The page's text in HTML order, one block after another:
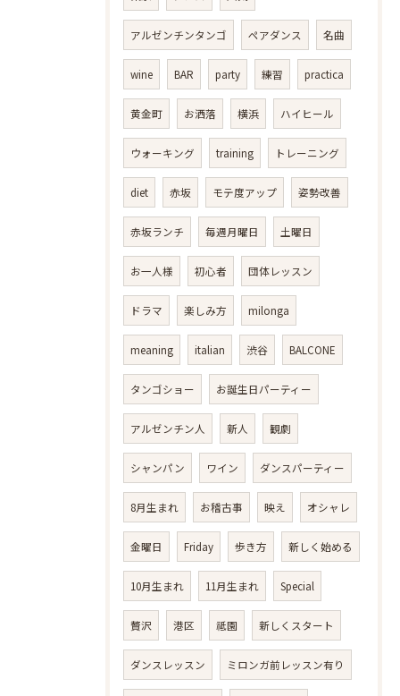
アルゼンチンタンゴ ペアダンス 名曲
wine BAR party 練習 practica
黄金町 お洒落 横浜 ハイヒール
ウォーキング training トレーニング
diet 赤坂 モテ度アップ 姿勢改善
赤坂ランチ 毎週月曜日 土曜日
お一人様 初心者 団体レッスン
ドラマ 楽しみ方 milonga
meaning italian 渋谷 BALCONE
タンゴショー お誕生日パーティー
アルゼンチン人 新人 観劇
シャンパン ワイン ダンスパーティー
8月生まれ お稽古事 映え オシャレ
金曜日 Friday 歩き方 新しく始める
10月生まれ 11月生まれ Special
贅沢 港区 祗園 新しくスタート
ダンスレッスン ミロンガ前レッスン有り